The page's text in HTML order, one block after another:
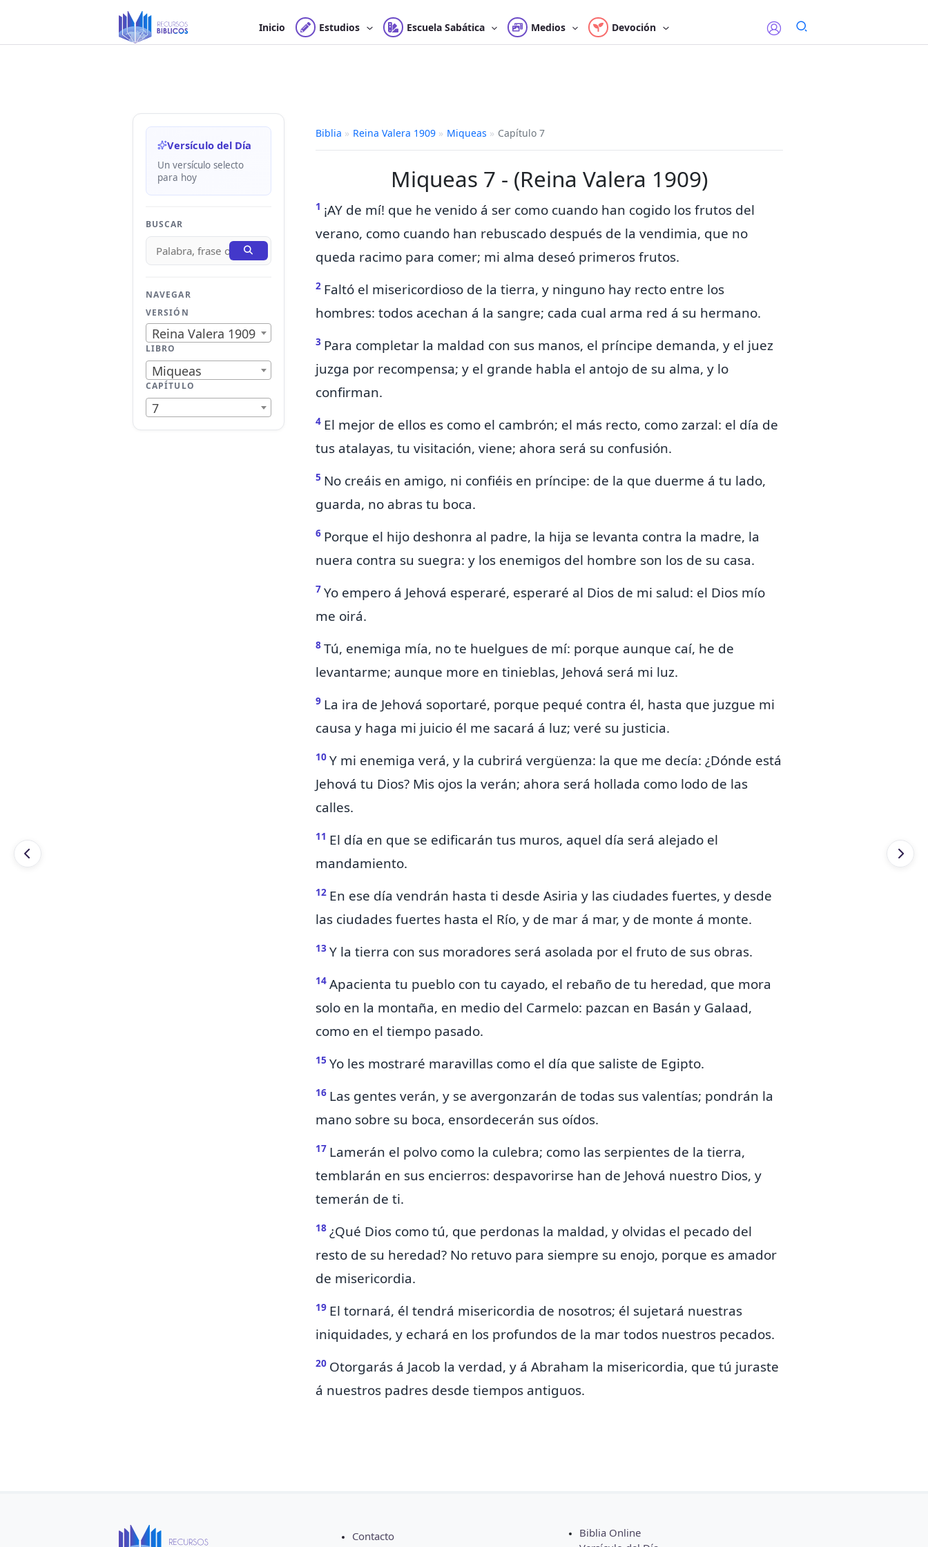
contenido
Inicio Estudios Escuela Sabática Medios Devoción
Versículo del Día
Un versículo selecto
para hoy
BUSCAR
NAVEGAR
VERSIÓN
Reina Valera 1909
LIBRO
Miqueas
CAPÍTULO
7
Biblia » Reina Valera 1909 » Miqueas » Capítulo 7
Miqueas 7 - (Reina Valera 1909)
1 ¡AY de mí! que he venido á ser como cuando han cogido los frutos del
verano, como cuando han rebuscado después de la vendimia, que no
queda racimo para comer; mi alma deseó primeros frutos.
2 Faltó el misericordioso de la tierra, y ninguno hay recto entre los
hombres: todos acechan á la sangre; cada cual arma red á su hermano.
3 Para completar la maldad con sus manos, el príncipe demanda, y el juez
juzga por recompensa; y el grande habla el antojo de su alma, y lo
confirman.
4 El mejor de ellos es como el cambrón; el más recto, comozarzal: el día de
tus atalayas, tu visitación, viene; ahora será su confusión.
5 No creáis en amigo, ni confiéis en príncipe: de la que duerme á tu lado,
guarda, no abras tu boca.
6 Porque el hijo deshonra al padre, la hija se levanta contra la madre, la
nuera contra su suegra: y los enemigos del hombre son los de su casa.
7 Yo empero á Jehová esperaré, esperaré al Dios de mi salud: el Dios mío
me oirá.
8 Tú, enemiga mía, no te huelgues de mí: porque aunque caí, he de
levantarme; aunque more en tinieblas, Jehová será mi luz.
9 La ira de Jehová soportaré, porque pequé contra él, hasta que juzgue mi
causa y haga mi juicio él me sacará á luz; veré su justicia.
10 Y mi enemiga verá, y la cubrirá vergüenza: la que me decía: ¿Dónde está
Jehová tu Dios? Mis ojos la verán; ahora será hollada como lodo de las
calles.
11 El día en que se edificarán tus muros, aquel día será alejado el
mandamiento.
12 En ese día vendrán hasta ti desde Asiria y las ciudades fuertes, y desde
las ciudades fuertes hasta el Río, y de mar á mar, y de monte á monte.
13 Y la tierra con sus moradores será asolada por el fruto de sus obras.
14 Apacienta tu pueblo con tu cayado, el rebaño de tu heredad, que mora
solo en la montaña, en medio del Carmelo: pazcan en Basán y Galaad,
como en el tiempo pasado.
15 Yo les mostraré maravillas como el día que saliste de Egipto.
16 Las gentes verán, y se avergonzarán de todas sus valentías; pondrán la
mano sobre su boca, ensordecerán sus oídos.
17 Lamerán el polvo como la culebra; como las serpientes de la tierra,
temblarán en sus encierros: despavorirse han de Jehová nuestro Dios, y
temerán de ti.
18 ¿Qué Dios como tú, que perdonas la maldad, y olvidas el pecado del
resto de su heredad? No retuvo para siempre su enojo, porque es amador
de misericordia.
19 El tornará, él tendrá misericordia de nosotros; él sujetará nuestras
iniquidades, y echará en los profundos de la mar todos nuestros pecados.
20 Otorgarás á Jacob la verdad, y á Abraham la misericordia, que tú juraste
á nuestros padres desde tiempos antiguos.
Contacto
Biblia Online